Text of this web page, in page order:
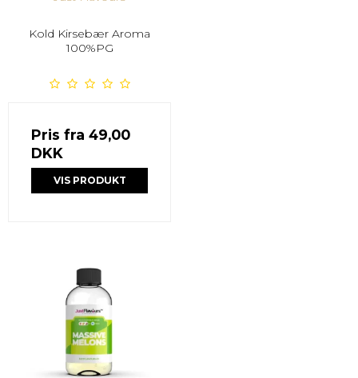
Kold Kirsebær Aroma
100%PG
Pris fra 49,00
DKK
VIS PRODUKT